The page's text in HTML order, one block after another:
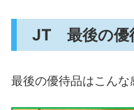
JT 最後の優
最後の優待品はこんな